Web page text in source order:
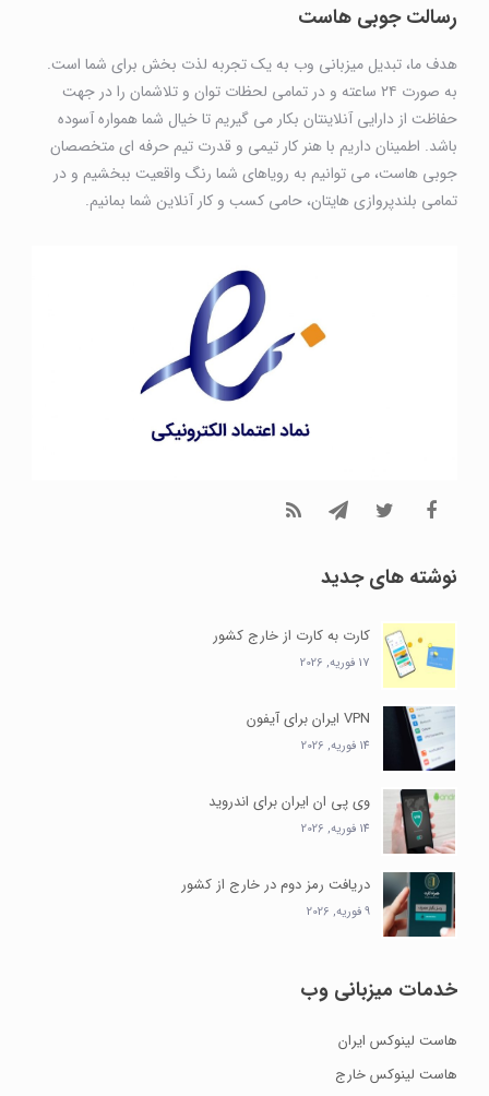
رسالت جوبی هاست
هدف ما، تبدیل میزبانی وب به یک تجربه لذت بخش برای شما است.
به صورت ۲۴ ساعته و در تمامی لحظات توان و تلاشمان را در جهت
حفاظت از دارایی آنلاینتان بکار می گیریم تا خیال شما همواره آسوده
باشد. اطمینان داریم با هنر کار تیمی و قدرت تیم حرفه ای متخصصان
جوبی هاست، می توانیم به رویاهای شما رنگ واقعیت ببخشیم و در
تمامی بلندپروازی هایتان، حامی کسب و کار آنلاین شما بمانیم.
نوشته های جدید
کارت به کارت از خارج کشور
17 فوریه, 2026
VPN ایران برای آیفون
14 فوریه, 2026
وی پی ان ایران برای اندروید
14 فوریه, 2026
دریافت رمز دوم در خارج از کشور
9 فوریه, 2026
خدمات میزبانی وب
هاست لینوکس ایران
هاست لینوکس خارج